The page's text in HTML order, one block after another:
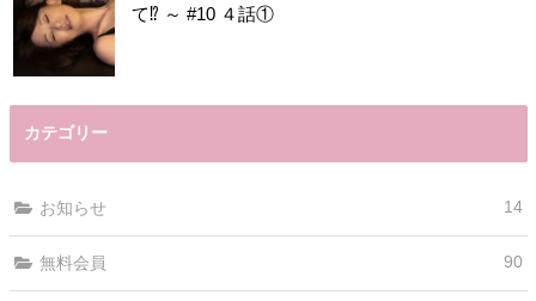
て⁉️ ～ #10 ４話①
カテゴリー
お知らせ 14
無料会員 90